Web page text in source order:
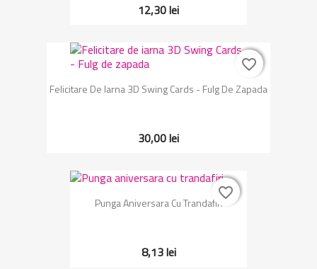
12,30 lei
Felicitare De Iarna 3D Swing Cards - Fulg De Zapada
30,00 lei
favorite_border
favorite_border
Punga Aniversara Cu Trandafiri
8,13 lei
favorite_border
favorite_border